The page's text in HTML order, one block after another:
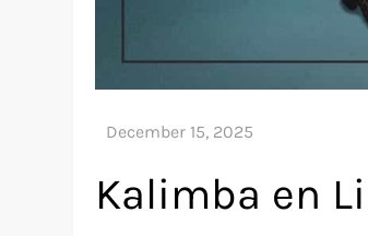
Kalimba en